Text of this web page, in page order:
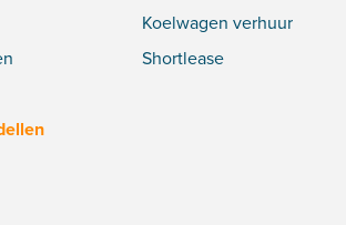
Koelwagen verhuur
Shortlease